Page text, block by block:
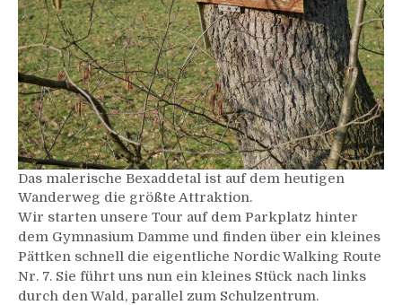
Das malerische Bexaddetal ist auf dem heutigen
Wanderweg die größte Attraktion.
Wir starten unsere Tour auf dem Parkplatz hinter
dem Gymnasium Damme und finden über ein kleines
Pättken schnell die eigentliche Nordic Walking Route
Nr. 7. Sie führt uns nun ein kleines Stück nach links
durch den Wald, parallel zum Schulzentrum.